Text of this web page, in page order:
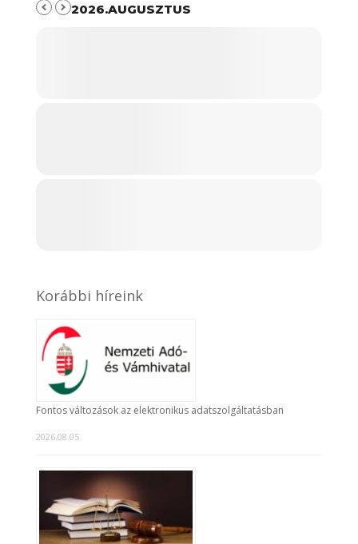
2026.AUGUSZTUS
Korábbi híreink
Fontos változások az elektronikus adatszolgáltatásban
2026.08.05.